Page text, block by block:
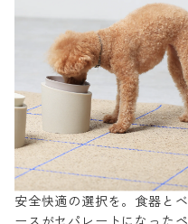
安全快適の選択を。食器とベ